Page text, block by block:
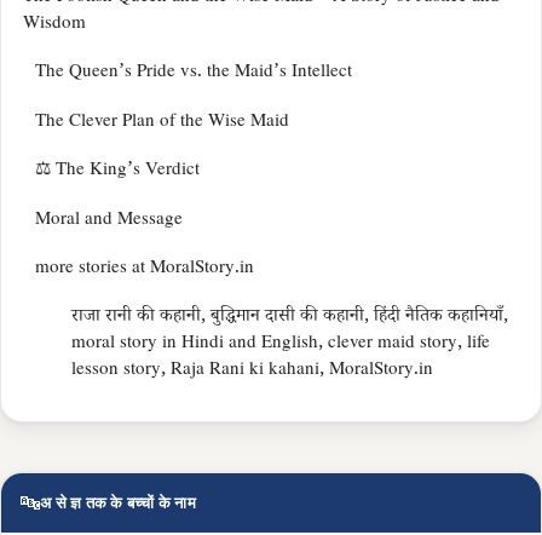
Wisdom
The Queen’s Pride vs. the Maid’s Intellect
The Clever Plan of the Wise Maid
⚖️ The King’s Verdict
Moral and Message
more stories at MoralStory.in
राजा रानी की कहानी, बुद्धिमान दासी की कहानी, हिंदी नैतिक कहानियाँ,
moral story in Hindi and English, clever maid story, life
lesson story, Raja Rani ki kahani, MoralStory.in
🔤अ से ज्ञ तक के बच्चों के नाम